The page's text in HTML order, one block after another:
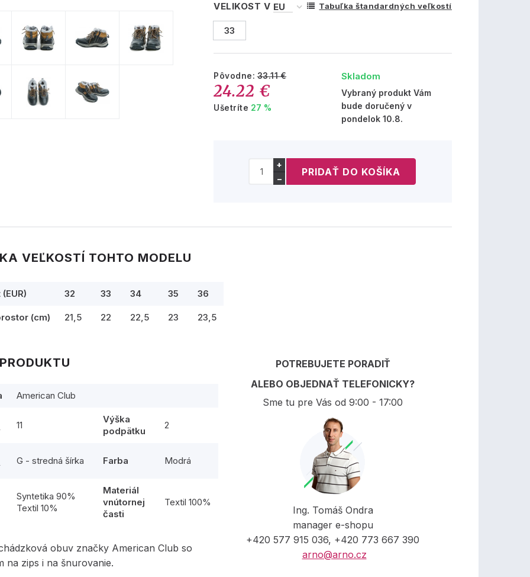
VELIKOST V Tabuľka štandardných veľkostí
33
Pôvodne:33.11 €
24.22 €
Ušetríte 27 %
Skladom
Vybraný produkt Vám
bude doručený v
pondelok 10.8.
+
−
VEĽKOSTÍ TOHTO MODELU
32 33 34 35 36
(cm) 21,5 22 22,5 23 23,5
American Club
11
Výška
podpätku
2
G - stredná šírka Farba Modrá
Syntetika 90%
Textil 10%
Materiál
vnútornej
časti
Textil 100%
obuv značky American Club so
na zips i na šnurovanie.
POTREBUJETE PORADIŤ
ALEBO OBJEDNAŤ TELEFONICKY?
Sme tu pre Vás od 9:00 - 17:00
Ing. Tomáš Ondra
manager e-shopu
+420 577 915 036, +420 773 667 390
arno@arno.cz